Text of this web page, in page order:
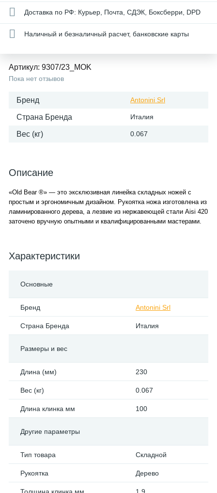
Доставка по РФ: Курьер, Почта, СДЭК, Боксберри, DPD
Наличный и безналичный расчет, банковские карты
Артикул: 9307/23_MOK
Пока нет отзывов
Бренд Antonini Srl
Страна Бренда Италия
Вес (кг) 0.067
Описание
«Old Bear ®» — это эксклюзивная линейка складных ножей с
простым и эргономичным дизайном. Рукоятка ножа изготовлена ​​из
ламинированного дерева, а лезвие из нержавеющей стали Aisi 420
заточено вручную опытными и квалифицированными мастерами.
Характеристики
Основные
Бренд Antonini Srl
Страна Бренда Италия
Размеры и вес
Длина (мм) 230
Вес (кг) 0.067
Длина клинка мм 100
Другие параметры
Тип товара Складной
Рукоятка Дерево